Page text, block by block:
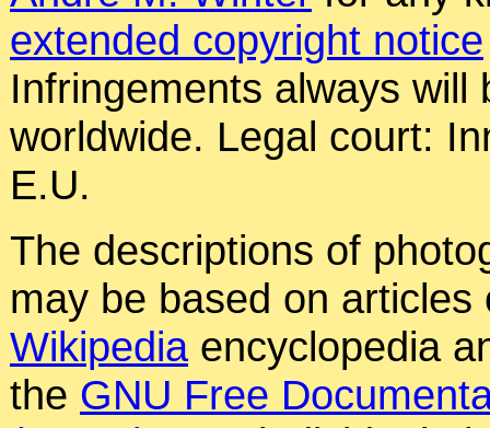
extended copyright notice
Infringements always will
worldwide. Legal court:
E.U.
The descriptions of
may be based on articles
Wikipediaencyclopedia
the GNU Free